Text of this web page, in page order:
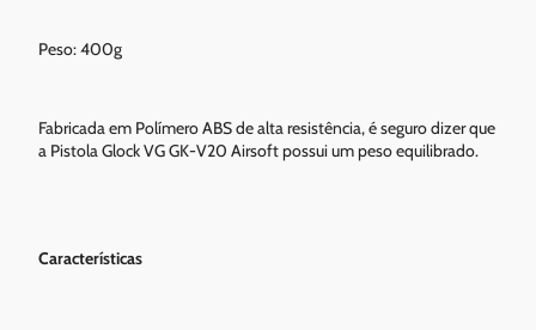
Peso: 400g
Fabricada em Polímero ABS de alta resistência, é seguro dizer que
a Pistola Glock VG GK-V20 Airsoft possui um peso equilibrado.
Características